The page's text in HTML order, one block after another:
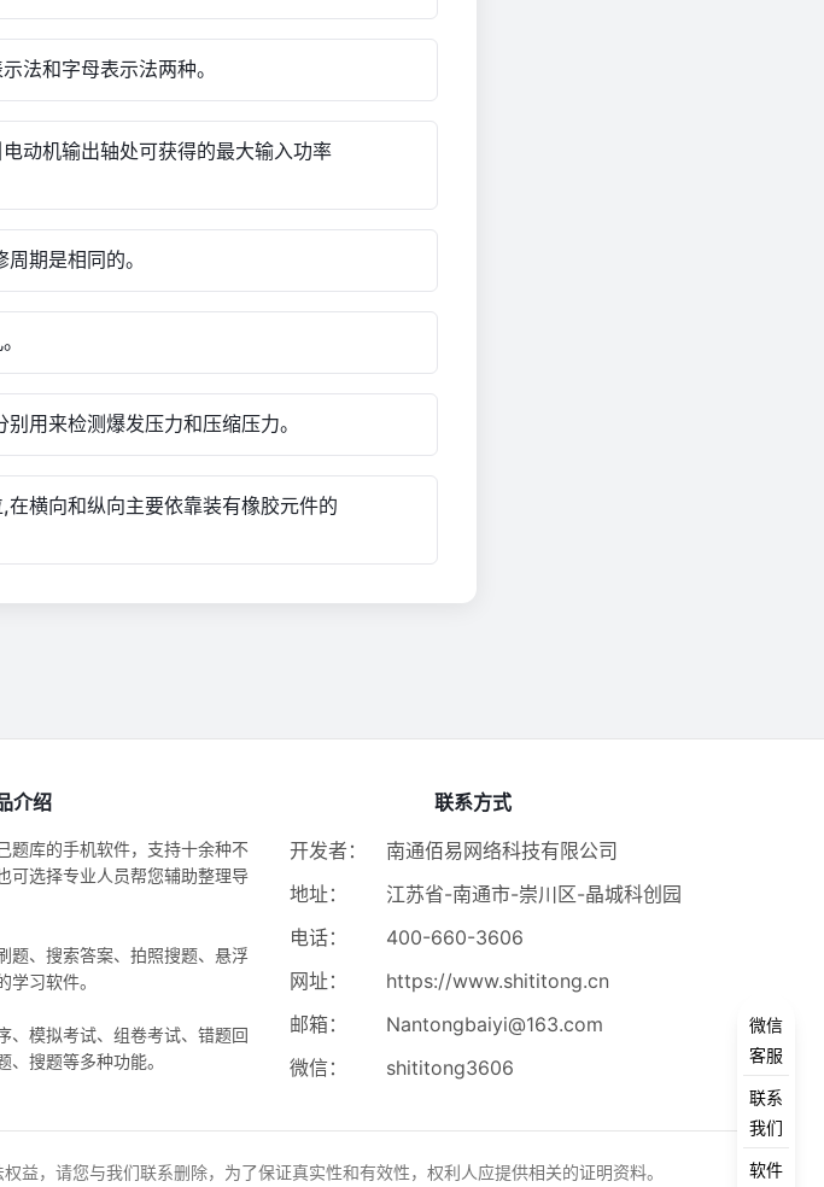
法和字母表示法两种。
动机输出轴处可获得的最大输入功率
期是相同的。
用来检测爆发压力和压缩压力。
横向和纵向主要依靠装有橡胶元件的
介绍
题库的手机软件，支持十余种不
可选择专业人员帮您辅助整理导
题、搜索答案、拍照搜题、悬浮
习软件。
、模拟考试、组卷考试、错题回
搜题等多种功能。
联系方式
开发者：
南通佰易网络科技有限公司
地址：
江苏省-南通市-崇川区-晶城科创园
电话：
400-660-3606
网址：
https://www.shititong.cn
邮箱：
Nantongbaiyi@163.com
微信：
shititong3606
，请您与我们联系删除，为了保证真实性和有效性，权利人应提供相关的证明资料。
微信
客服
联系
我们
软件